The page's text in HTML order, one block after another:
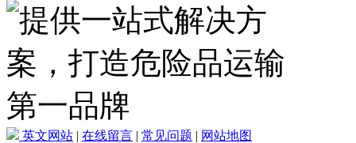
英文网站 | 在线留言 | 常见问题 | 网站地图